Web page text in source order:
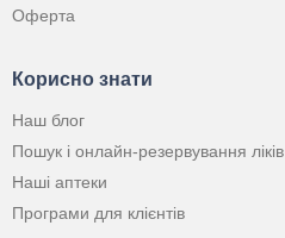
Оферта
Корисно знати
Наш блог
Пошук і онлайн-резервування ліків
Наші аптеки
Програми для клієнтів